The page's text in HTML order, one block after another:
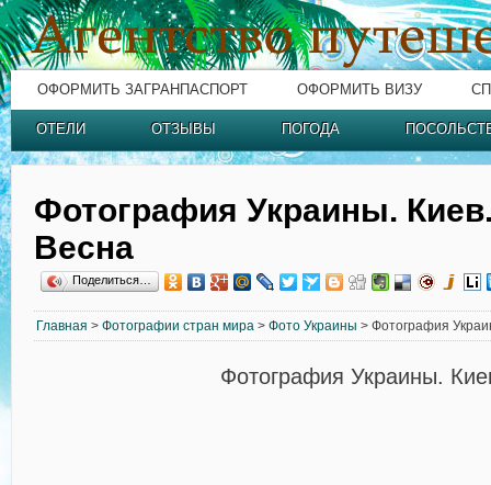
ОФОРМИТЬ ЗАГРАНПАСПОРТ ОФОРМИТЬ ВИЗУ
ОТЕЛИ ОТЗЫВЫ ПОГОДА
Фотография Украины.
Весна
Поделиться…
Главная > Фотографии стран мира > Фото Украины > Фотография
Фотография Украины.